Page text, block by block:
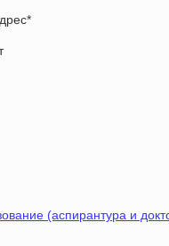
*
(аспирантура и